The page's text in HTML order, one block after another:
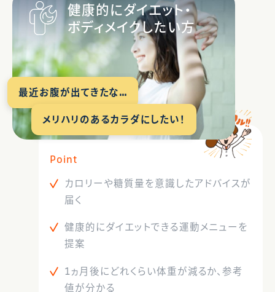
健康的にダイエット・
ボディメイクしたい方
最近お腹が出てきたな…
メリハリのあるカラダにしたい！
Point
カロリーや糖質量を意識したアドバイスが
届く
健康的にダイエットできる運動メニューを
提案
1ヵ月後にどれくらい体重が減るか、参考
値が分かる